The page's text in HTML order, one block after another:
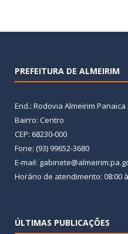
PREFEITURA DE ALMEIRIM
End.: Rodovia Almeirim Panaica
Bairro: Centro
CEP: 68230-000
Fone: (93) 99652-3680
E-mail:
Horário de atendimento: 08:00
ÚLTIMAS PUBLICAÇÕES